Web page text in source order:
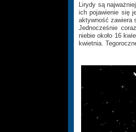
Lirydy są
ich pojawienie się
aktywność zawiera
Jednocześnie
niebie około 16
kwietnia.